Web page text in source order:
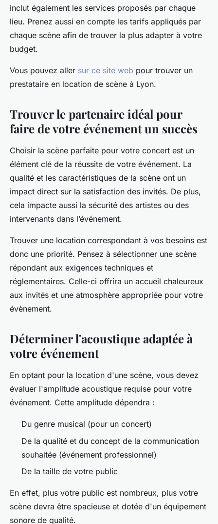
inclut également les services proposés par chaque
lieu. Prenez aussi en compte les tarifs appliqués par
chaque scène afin de trouver la plus adapter à votre
budget.
Vous pouvez aller sur ce site web pour trouver un
prestataire en location de scène à Lyon.
Trouver le partenaire idéal pour
faire de votre événement un succès
Choisir la scène parfaite pour votre concert est un
élément clé de la réussite de votre événement. La
qualité et les caractéristiques de la scène ont un
impact direct sur la satisfaction des invités. De plus,
cela impacte aussi la sécurité des artistes ou des
intervenants dans l’événement.
Trouver une location correspondant à vos besoins est
donc une priorité. Pensez à sélectionner une scène
répondant aux exigences techniques et
réglementaires. Celle-ci offrira un accueil chaleureux
aux invités et une atmosphère appropriée pour votre
évènement.
Déterminer l'acoustique adaptée à
votre événement
En optant pour la location d'une scène, vous devez
évaluer l'amplitude acoustique requise pour votre
événement. Cette amplitude dépendra :
Du genre musical (pour un concert)
De la qualité et du concept de la communication
souhaitée (événement professionnel)
De la taille de votre public
En effet, plus votre public est nombreux, plus votre
scène devra être spacieuse et dotée d'un équipement
sonore de qualité.